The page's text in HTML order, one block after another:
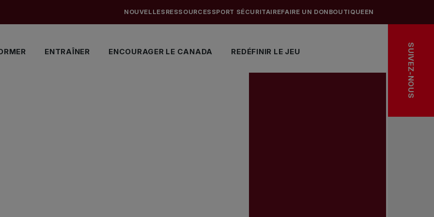
ENTRAÎNER ENCOURAGER LE CANADA REDÉFINIR LE JEU
NOUVELLES RESSOURCES SPORT SÉCURITAIREFAIRE UN DON BOUTIQUEEN
SUIVEZ-NOUS